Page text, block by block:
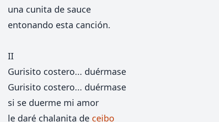
una cunita de sauce
entonando esta canción.
II
Gurisito costero... duérmase
Gurisito costero... duérmase
si se duerme mi amor
le daré chalanita de ceibo